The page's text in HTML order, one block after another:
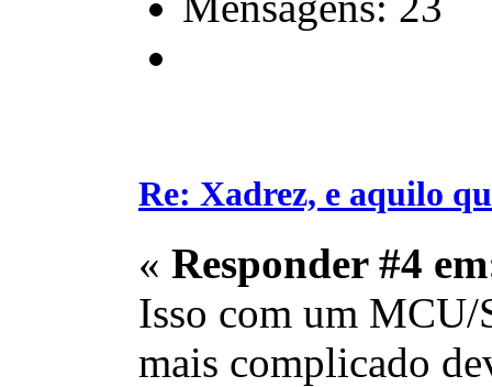
Re: Xadrez, e aquilo
« Responder #4
Isso com um MCU/
mais complicado